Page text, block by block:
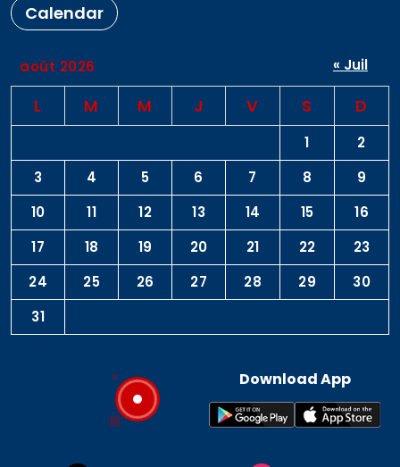
Calendar
août 2026
L M M J V S D
1
2
3
4 5 6 7 8
9
10
11 12 13 14 15
16
17
18 19 20 21 22
23
24
25 26 27 28 29
30
31
« Juil
Download App